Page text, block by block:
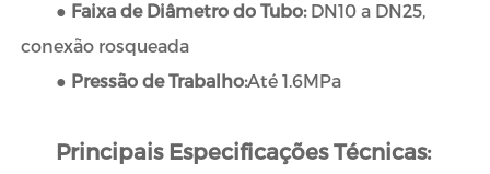
● Faixa de Diâmetro do Tubo:DN10 a DN25,
conexão rosqueada
● Pressão de Trabalho:Até 1.6MPa
Principais Especificações Técnicas: